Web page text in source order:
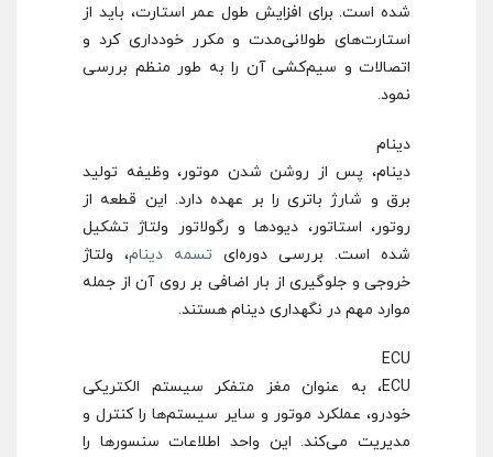
شده است. برای افزایش طول عمر استارت، باید از
استارت‌های طولانی‌مدت و مکرر خودداری کرد و
اتصالات و سیم‌کشی آن را به طور منظم بررسی
نمود.
دینام
دینام، پس از روشن شدن موتور، وظیفه تولید
برق و شارژ باتری را بر عهده دارد. این قطعه از
روتور، استاتور، دیودها و رگولاتور ولتاژ تشکیل
شده است. بررسی دوره‌ای تسمه دینام، ولتاژ
خروجی و جلوگیری از بار اضافی بر روی آن از جمله
موارد مهم در نگهداری دینام هستند.
ECU
ECU، به عنوان مغز متفکر سیستم الکتریکی
خودرو، عملکرد موتور و سایر سیستم‌ها را کنترل و
مدیریت می‌کند. این واحد اطلاعات سنسورها را